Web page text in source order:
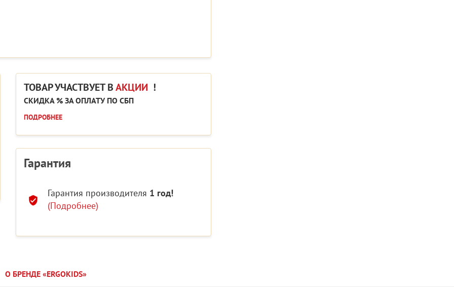
ТОВАР УЧАСТВУЕТ ВАКЦИИ !
СКИДКА % ЗА ОПЛАТУ ПО СБП
ПОДРОБНЕЕ
Гарантия
Гарантия производителя 1 год!
(Подробнее)
О БРЕНДЕ «ERGOKIDS»